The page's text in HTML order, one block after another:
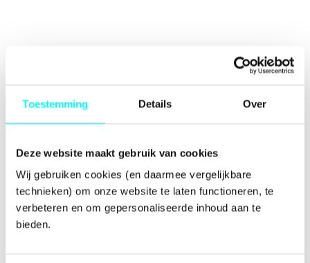
Toestemming Details Over
Deze website maakt gebruik van cookies
Wij gebruiken cookies (en daarmee vergelijkbare
technieken) om onze website te laten functioneren, te
verbeteren en om gepersonaliseerde inhoud aan te
bieden.